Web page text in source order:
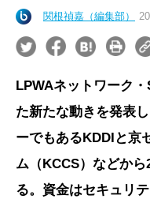
関根禎嘉（編集部）
LPWAネットワーク
た新たな動きを発表
ーでもあるKDDIと京
ム（KCCS）などか
る。資金はセキュリ